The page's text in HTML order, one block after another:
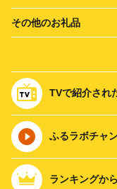
その他のお礼品
TVで紹介され
ふるラボチャ
ランキングか